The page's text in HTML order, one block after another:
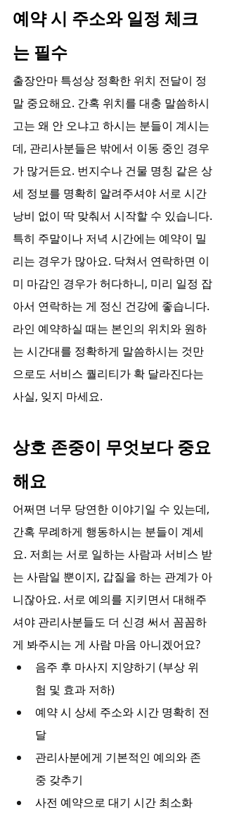
예약 시 주소와 일정 체크
는 필수
출장안마 특성상 정확한 위치 전달이 정
말 중요해요. 간혹 위치를 대충 말씀하시
고는 왜 안 오냐고 하시는 분들이 계시는
데, 관리사분들은 밖에서 이동 중인 경우
가 많거든요. 번지수나 건물 명칭 같은 상
세 정보를 명확히 알려주셔야 서로 시간
낭비 없이 딱 맞춰서 시작할 수 있습니다.
특히 주말이나 저녁 시간에는 예약이 밀
리는 경우가 많아요. 닥쳐서 연락하면 이
미 마감인 경우가 허다하니, 미리 일정 잡
아서 연락하는 게 정신 건강에 좋습니다.
라인 예약하실 때는 본인의 위치와 원하
는 시간대를 정확하게 말씀하시는 것만
으로도 서비스 퀄리티가 확 달라진다는
사실, 잊지 마세요.
상호 존중이 무엇보다 중요
해요
어쩌면 너무 당연한 이야기일 수 있는데,
간혹 무례하게 행동하시는 분들이 계세
요. 저희는 서로 일하는 사람과 서비스 받
는 사람일 뿐이지, 갑질을 하는 관계가 아
니잖아요. 서로 예의를 지키면서 대해주
셔야 관리사분들도 더 신경 써서 꼼꼼하
게 봐주시는 게 사람 마음 아니겠어요?
음주 후 마사지 지양하기 (부상 위
험 및 효과 저하)
예약 시 상세 주소와 시간 명확히 전
달
관리사분에게 기본적인 예의와 존
중 갖추기
사전 예약으로 대기 시간 최소화